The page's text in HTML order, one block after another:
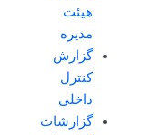
هیئت
مدیره
گزارش
کنترل
داخلی
گزارشات